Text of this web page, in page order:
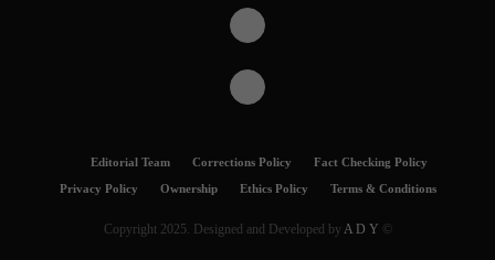
Fact Checking Policy
Corrections Policy
Editorial Team
Terms & Conditions
Ethics Policy
Ownership
Privacy Policy
© Copyright 2025. Designed and Developed by
A D Y